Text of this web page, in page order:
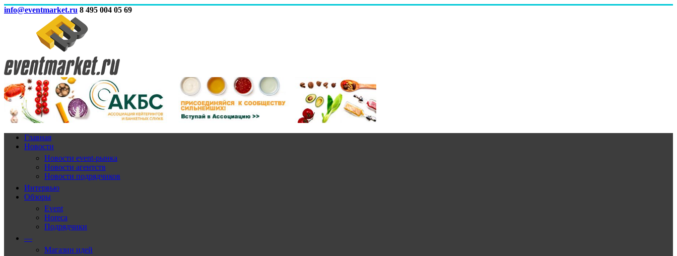
info@eventmarket.ru 8 495 004 05 69
Главная
Новости
Новости event-рынка
Новости агентств
Новости подрядчиков
Интервью
Обзоры
Event
Horeca
Подрядчики
—
Магазин идей